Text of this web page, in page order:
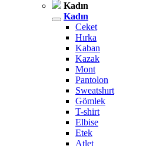
Kadın
Kadın
Ceket
Hırka
Kaban
Kazak
Mont
Pantolon
Sweatshırt
Gömlek
T-shirt
Elbise
Etek
Atlet